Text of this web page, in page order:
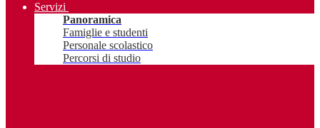
Servizi
Panoramica
Famiglie e studenti
Personale scolastico
Percorsi di studio